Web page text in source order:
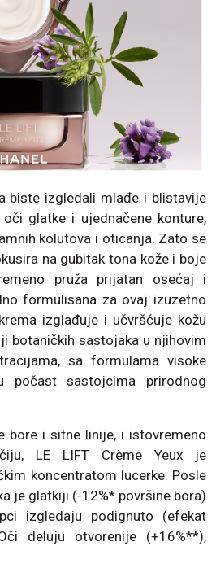
biste izgledali mlađe i blistavije
glatke i ujednačene konture,
kolutova i oticanja. Zato se
na gubitak tona kože i boje
pruža prijatan osećaj i
formulisana za ovaj izuzetno
izglađuje i učvršćuje kožu
botaničkih sastojaka u njihovim
sa formulama visoke
počast sastojcima prirodnog
bore i sitne linije, i istovremeno
LE LIFT Crème Yeux je
koncentratom lucerke. Posle
je glatkiji (-12%* površine bora)
izgledaju podignuto (efekat
deluju otvorenije (+16%**),